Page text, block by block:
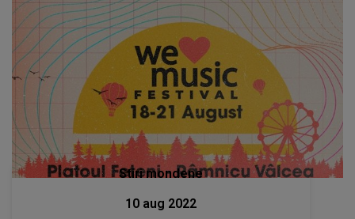
Stiri mondene
10 aug 2022